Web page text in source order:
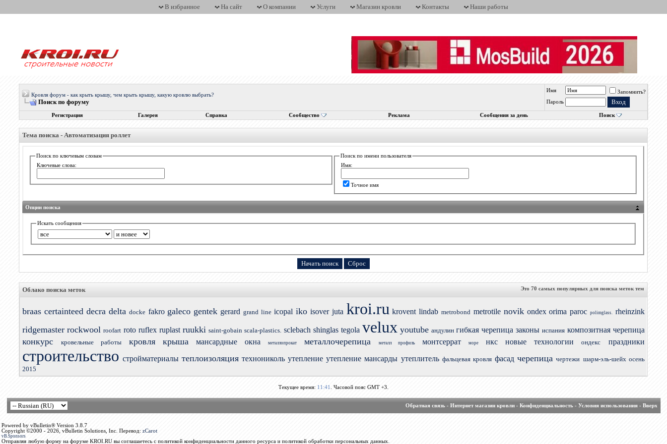
В избранное На сайт О компании Услуги Магазин кровли Контакты Наши работы
Кровля форум - как крыть крышу, чем крыть крышу, какую кровлю выбрать?
Поиск по форуму
Имя
Запомнить?
Пароль
Регистрация Галерея Справка Сообщество Реклама Сообщения за день Поиск
Тема поиска -Автоматизация роллет
Поиск по ключевым словам
Ключевые слова:
Поиск по имени пользователя
Имя:
Точное имя
Опции поиска
Искать сообщения
Это 70 самых популярных для поиска меток тем
Облако поиска меток
braas certainteed decra delta docke fakro galeco gentek gerard grand line icopal iko isover juta kroi.ru krovent lindab metrobond metrotile novik ondex orima paroc polimglass. rheinzink
ridgemaster rockwool roofart roto ruflex ruplast ruukki saint-gobain scala-plastics. sclebach shinglas tegola velux youtube андулин гибкая черепица законы испания композитная черепица
конкурс кровельные работы кровля крыша мансардные окна металлопрокат металлочерепица металл профиль монтсеррат море нкс новые технологии ондекс праздники
строительство стройматериалы теплоизоляция технониколь утепление утепление мансарды утеплитель фальцевая кровля фасад черепица чертежи шарм-эль-шейх осень
2015
Текущее время: 11:41 . Часовой пояс GMT +3.
Обратная связь- Интернет магазин кровли- Конфиденциальность- Условия использования- Вверх
Powered by vBulletin® Version 3.8.7
Copyright ©2000 - 2026, vBulletin Solutions, Inc. Перевод: zCarot
vB.Sponsors
Отправляя любую форму на форуме KROI.RU вы соглашаетесь с политикой конфиденциальности данного ресурса и политикой обработки персональных данных.